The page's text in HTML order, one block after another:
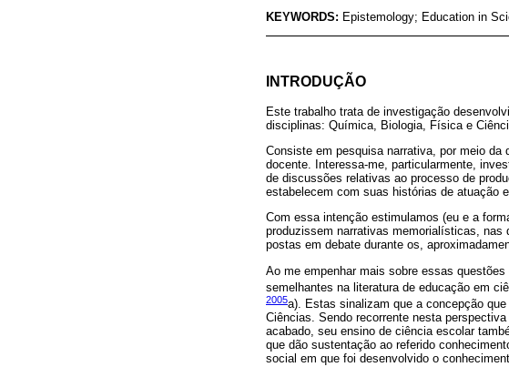
KEYWORDS: Epistemology; Education in
INTRODUÇÃO
Este trabalho trata de investigação
disciplinas: Química, Biologia, Física e
Consiste em pesquisa narrativa, por meio
docente. Interessa-me, particularmente,
de discussões relativas ao processo de
estabelecem com suas histórias de atuação
Com essa intenção estimulamos (eu e a
produzissem narrativas memorialísticas,
postas em debate durante os,
Ao me empenhar mais sobre essas
semelhantes na literatura de educação em
2005a). Estas sinalizam que a concepção
Ciências. Sendo recorrente nesta
acabado, seu ensino de ciência escolar
que dão sustentação ao referido
social em que foi desenvolvido o